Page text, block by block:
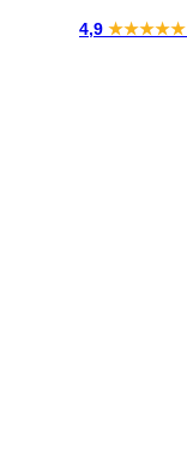
4,9 ★★★★★